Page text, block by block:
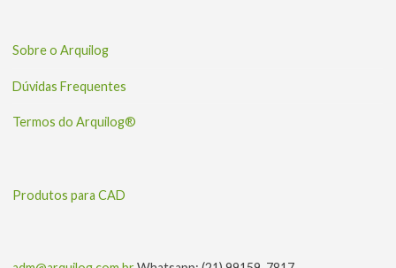
Sobre o Arquilog
Dúvidas Frequentes
Termos do Arquilog®
Produtos para CAD